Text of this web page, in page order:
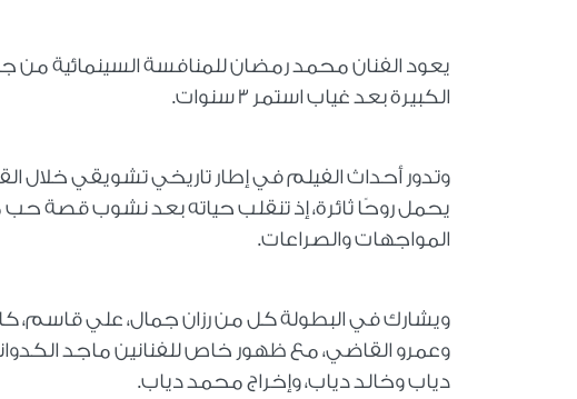
يعود الفنان محمد رمضان للمنافسة السينمائية من
الكبيرة بعد غياب استمر 3 سنوات.
وتدور أحداث الفيلم في إطار تاريخي تشويقي خلال
يحمل روحًا ثائرة، إذ تنقلب حياته بعد نشوب قصة
المواجهات والصراعات.
ويشارك في البطولة كل من رزان جمال، علي قاسم،
وعمرو القاضي، مع ظهور خاص للفنانين ماجد
دياب وخالد دياب، وإخراج محمد دياب.